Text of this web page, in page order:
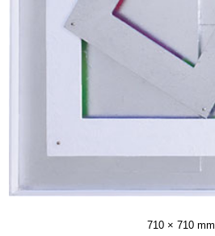
710 × 710 mm